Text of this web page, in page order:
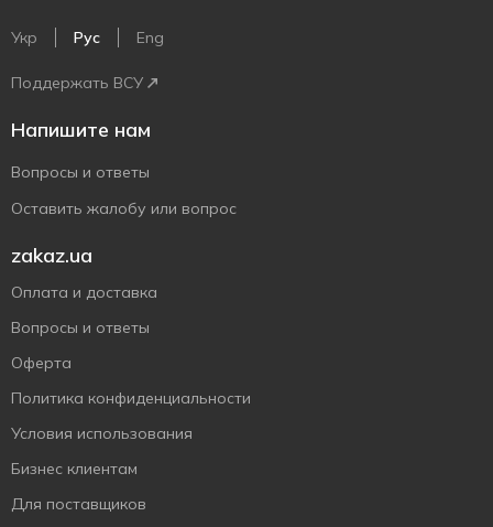
Укр Рус Eng
Поддержать ВСУ
Напишите нам
Вопросы и ответы
Оставить жалобу или вопрос
zakaz.ua
Оплата и доставка
Вопросы и ответы
Оферта
Политика конфиденциальности
Условия использования
Бизнес клиентам
Для поставщиков